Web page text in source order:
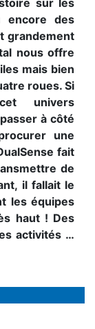
sur les
encore des
grandement
nous offre
mais bien
roues. Si
univers
à côté
une
fait
de
il fallait le
les équipes
haut ! Des
activités …